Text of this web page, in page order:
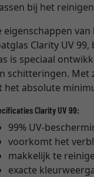
bij het
eigenschappen
Clarity UV 99,
is speciaal
schitteringen. Met
het absolute
Clarity UV 99:
99% UV-
voorkomt het
makkelijk te
exacte